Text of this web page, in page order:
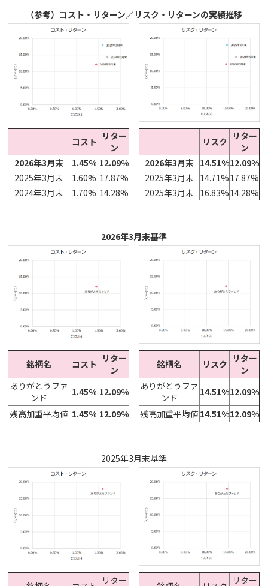
（参考）コスト・リターン／リスク・リターンの実績推移
コスト リター
ン
2026年3月末
1.45% 12.09%
2025年3月末
1.60% 17.87%
2024年3月末
1.70% 14.28%
リスク リター
ン
2026年3月末 14.51%12.09%
2025年3月末 14.71%17.87%
2025年3月末 16.83%14.28%
2026年3月末基準
銘柄名 コスト リター
ン
ありがとうファ
ンド
1.45% 12.09%
残高加重平均値 1.45% 12.09%
銘柄名 リスク リター
ン
ありがとうファ
ンド
14.51%12.09%
残高加重平均値14.51%12.09%
2025年3月末基準
リター
リター